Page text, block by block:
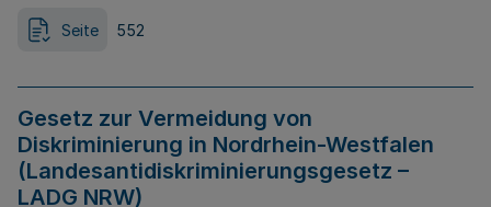
Seite 552
Gesetz zur Vermeidung von
Diskriminierung in Nordrhein-Westfalen
(Landesantidiskriminierungsgesetz –
LADG NRW)